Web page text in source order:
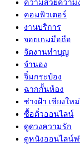
ความสวยความ
คอมพิวเตอร์
งานบริการ
จอยเกมมือถือ
จัดงานทำบุญ
จำนอง
จิ๋มกระป๋อง
ฉากกั้นห้อง
ช่างฝ้า เชียงใหม่
ซื้อตั๋วออนไลน์
ดูดวงความรัก
ดูหนังออนไลน์ฟ